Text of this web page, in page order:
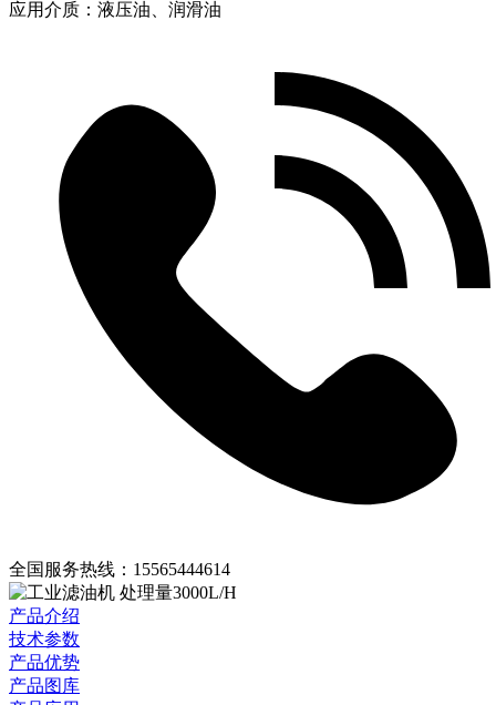
应用介质：液压油、润滑油
全国服务热线： 15565444614
产品介绍
技术参数
产品优势
产品图库